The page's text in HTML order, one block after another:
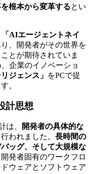
根本から変革するとい
「AIエージェントネイ
、開発者がその世界を
とが期待されていま
企業のイノベーショ
ジェンス」 をPCで提
。
計思想
は、
開発者の具体的な
われました。 長時間の
ッグ、そして大規模な
発者固有のワークフロ
ウェアとソフトウェア